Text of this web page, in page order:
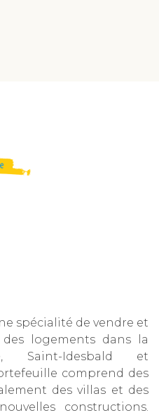
spécialité de vendre et
logements dans la
Saint-Idesbald et
comprend des
des villas et des
constructions.